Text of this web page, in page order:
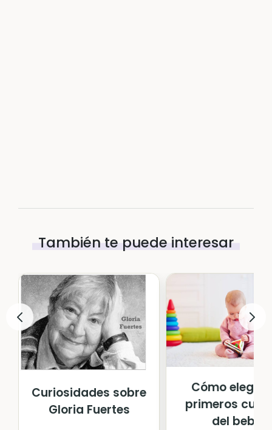
También te puede interesar
Curiosidades sobre
Gloria Fuertes
Cómo elegir
primeros
del bebé